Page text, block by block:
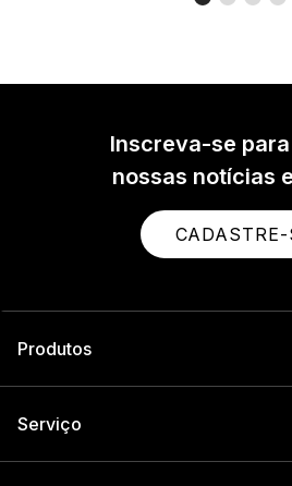
Inscreva-se
nossas notícias
CADASTRE-
Produtos
Serviço